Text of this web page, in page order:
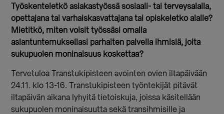
Työskenteletkö asiakastyössä sosiaali- tai terveysalalla,
opettajana tai varhaiskasvattajana tai opiskeletko alalle?
Mietitkö, miten voisit työssäsi omalla
asiantuntemuksellasi parhaiten palvella ihmisiä, joita
sukupuolen moninaisuus koskettaa?
Tervetuloa Transtukipisteen avointen ovien iltapäivään
24.11. klo 13-16. Transtukipisteen työntekijät pitävät
iltapäivän aikana lyhyitä tietoiskuja, joissa käsitellään
sukupuolen moninaisuutta sekä transihmisille ja